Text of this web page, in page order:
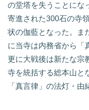
の堂塔を失うことにな
寄進された300石の寺
状の伽藍となった。ま
に当寺は内務省から「
更に大戦後は新たな宗
寺を統括する総本山と
「真言律」の法灯・由